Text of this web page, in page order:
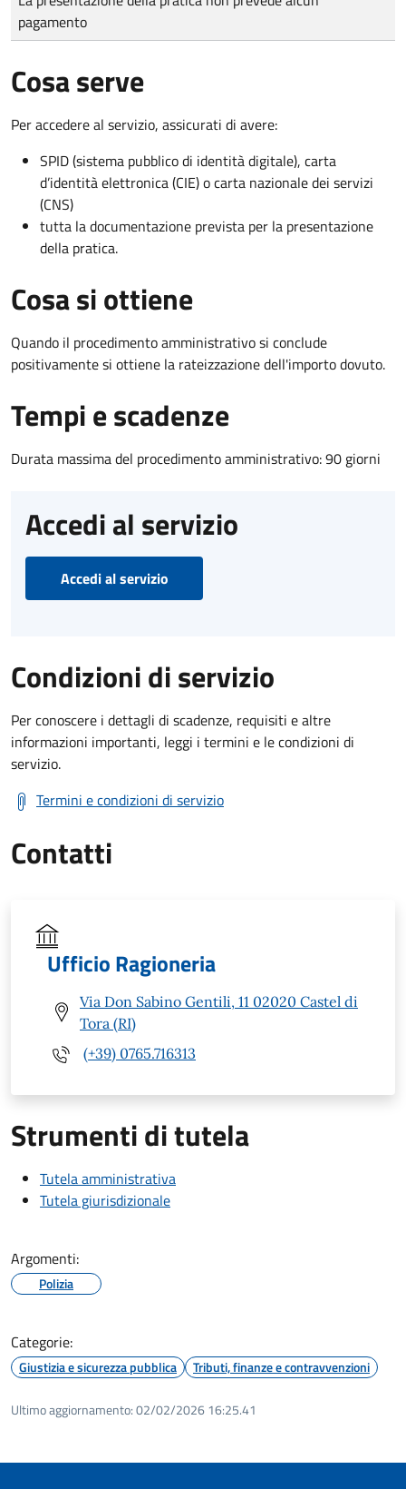
pagamento
Cosa serve
Per accedere al servizio, assicurati di avere:
SPID (sistema pubblico di identità digitale), carta
d’identità elettronica (CIE) o carta nazionale dei servizi
(CNS)
tutta la documentazione prevista per la presentazione
della pratica.
Cosa si ottiene
Quando il procedimento amministrativo si conclude
positivamente si ottiene la rateizzazione dell'importo dovuto.
Tempi e scadenze
Durata massima del procedimento amministrativo: 90 giorni
Accedi al servizio
Accedi al servizio
Condizioni di servizio
Per conoscere i dettagli di scadenze, requisiti e altre
informazioni importanti, leggi i termini e le condizioni di
servizio.
Termini e condizioni di servizio
Contatti
Ufficio Ragioneria
Via Don Sabino Gentili, 11 02020 Castel di
Tora (RI)
(+39) 0765.716313
Strumenti di tutela
Tutela amministrativa
Tutela giurisdizionale
Argomenti:
Polizia
Categorie:
Giustizia e sicurezza pubblica Tributi, finanze e contravvenzioni
Ultimo aggiornamento:02/02/2026 16:25.41